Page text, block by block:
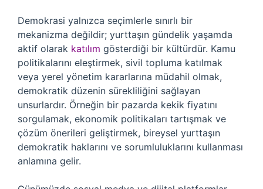
Demokrasi yalnızca seçimlerle sınırlı bir
mekanizma değildir; yurttaşın gündelik yaşamda
aktif olarak katılım gösterdiği bir kültürdür. Kamu
politikalarını eleştirmek, sivil topluma katılmak
veya yerel yönetim kararlarına müdahil olmak,
demokratik düzenin sürekliliğini sağlayan
unsurlardır. Örneğin bir pazarda kekik fiyatını
sorgulamak, ekonomik politikaları tartışmak ve
çözüm önerileri geliştirmek, bireysel yurttaşın
demokratik haklarını ve sorumluluklarını kullanması
anlamına gelir.